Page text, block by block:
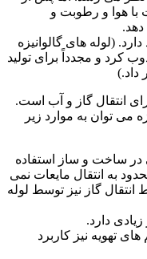
هوا و رطوبت و
(لوله های گالوانیزه
کرد و مجدداً برای تولید
داد.)
انتقال گاز و آب است.
می توان به موارد زیر
در ساخت و ساز استفاده
به انتقال مایعات نمی
گاز نیز توسط لوله
دارد.
تهویه نیز کاربرد